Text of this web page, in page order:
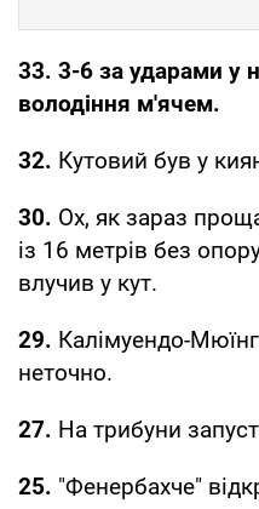
33. 3-6 за ударами у
володіння м'ячем.
32. Кутовий був у
30. Ох, як зараз
із 16 метрів без
влучив у кут.
29. Калімуендо-
неточно.
27. На трибуни
25. "Фенербахче"